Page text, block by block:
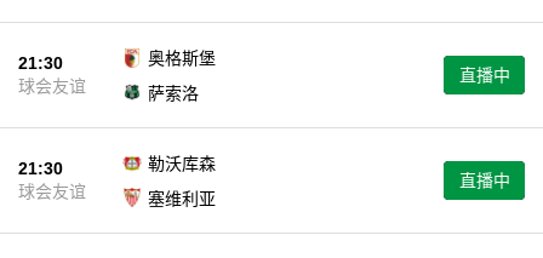
21:30
球会友谊
奥格斯堡
萨索洛
直播中
21:30
球会友谊
勒沃库森
塞维利亚
直播中